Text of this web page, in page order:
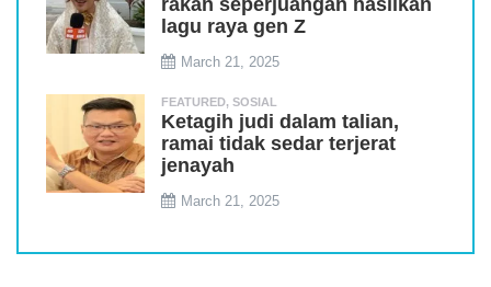
lagu raya gen Z
March 21, 2025
FEATURED, SOSIAL
Ketagih judi dalam talian,
ramai tidak sedar terjerat
jenayah
March 21, 2025